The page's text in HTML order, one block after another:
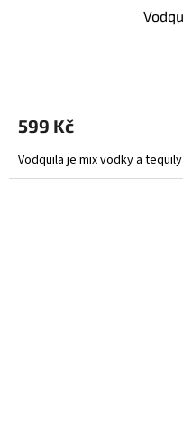
599 Kč
Vodquila je mix vodky a